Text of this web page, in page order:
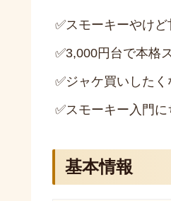
✅スモーキーやけ
✅3,000円台で本格
✅ジャケ買いした
✅スモーキー入門
基本情報